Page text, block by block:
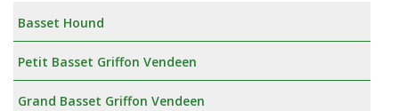
Basset Hound
Petit Basset Griffon Vendeen
Grand Basset Griffon Vendeen